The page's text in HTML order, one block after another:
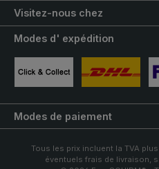
Visitez-nous chez
Modes d' expédition
Modes de paiement
Tous les prix incluent la TVA
éventuels frais de livraison,